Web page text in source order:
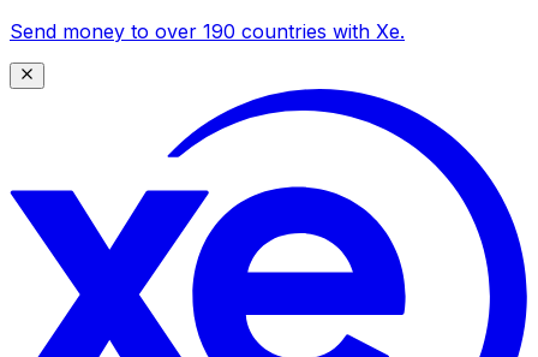
Send money to over 190 countries with Xe.